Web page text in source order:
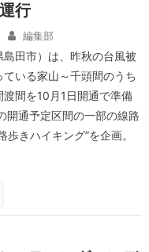
行
編集部
田市）は、昨秋の台風被
いる家山～千頭間のうち
間を10月1日開通で準備
開通予定区間の一部の線路
歩きハイキング”を企画。